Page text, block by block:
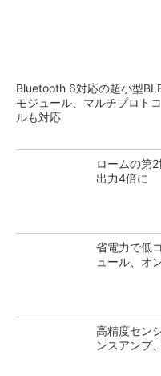
Bluetooth 6対応の超小型
モジュール、マルチプロトコ
ルも対応
ロームの第
出力4倍に
省電力で低
ュール、オ
高精度セン
ンスアンプ